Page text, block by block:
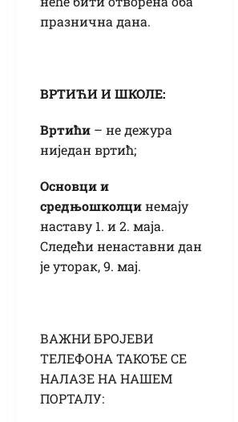
празнична дана.
ВРТИЋИ И ШКОЛЕ:
Вртићи – не дежура
ниједан вртић;
Основци и
средњошколцинемају
наставу 1. и 2. маја.
Следећи ненаставни дан
је уторак, 9. мај.
ВАЖНИ БРОЈЕВИ
ТЕЛЕФОНА ТАКОЂЕ СЕ
НАЛАЗЕ НА НАШЕМ
ПОРТАЛУ: